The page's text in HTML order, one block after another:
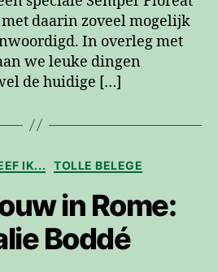
daarin zoveel mogelijk
In overleg met
we leuke dingen
de huidige […]
Categorieën
IK... TOLLE BELEGE
in Rome:
Boddé